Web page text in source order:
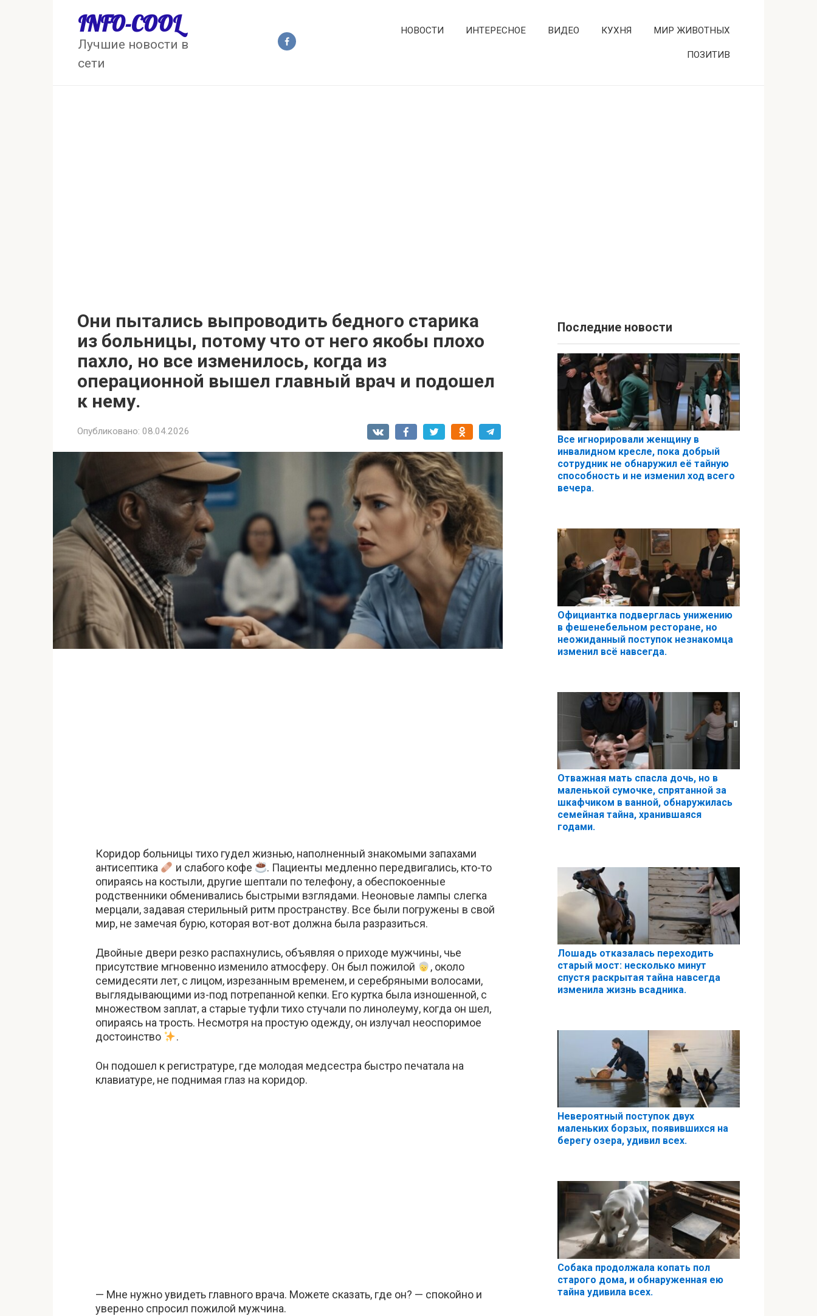
INFO-COOL
Лучшие новости в
сети
НОВОСТИ ИНТЕРЕСНОЕ ВИДЕО КУХНЯ МИР ЖИВОТНЫХ
ПОЗИТИВ
Они пытались выпроводить бедного старика
из больницы, потому что от него якобы плохо
пахло, но все изменилось, когда из
операционной вышел главный врач и подошел
к нему.
Опубликовано: 08.04.2026
Коридор больницы тихо гудел жизнью, наполненный знакомыми запахами
антисептика
и слабого кофе
. Пациенты медленно передвигались, кто-то
опираясь на костыли, другие шептали по телефону, а обеспокоенные
родственники обменивались быстрыми взглядами. Неоновые лампы слегка
мерцали, задавая стерильный ритм пространству. Все были погружены в свой
мир, не замечая бурю, которая вот-вот должна была разразиться.
Двойные двери резко распахнулись, объявляя о приходе мужчины, чье
присутствие мгновенно изменило атмосферу. Он был пожилой
, около
семидесяти лет, с лицом, изрезанным временем, и серебряными волосами,
выглядывающими из-под потрепанной кепки. Его куртка была изношенной, с
множеством заплат, а старые туфли тихо стучали по линолеуму, когда он шел,
опираясь на трость. Несмотря на простую одежду, он излучал неоспоримое
достоинство
.
Он подошел к регистратуре, где молодая медсестра быстро печатала на
клавиатуре, не поднимая глаз на коридор.
— Мне нужно увидеть главного врача. Можете сказать, где он? — спокойно и
уверенно спросил пожилой мужчина.
Последние новости
Все игнорировали женщину в
инвалидном кресле, пока добрый
сотрудник не обнаружил её тайную
способность и не изменил ход всего
вечера.
Официантка подверглась унижению
в фешенебельном ресторане, но
неожиданный поступок незнакомца
изменил всё навсегда.
Отважная мать спасла дочь, но в
маленькой сумочке, спрятанной за
шкафчиком в ванной, обнаружилась
семейная тайна, хранившаяся
годами.
Лошадь отказалась переходить
старый мост: несколько минут
спустя раскрытая тайна навсегда
изменила жизнь всадника.
Невероятный поступок двух
маленьких борзых, появившихся на
берегу озера, удивил всех.
Собака продолжала копать пол
старого дома, и обнаруженная ею
тайна удивила всех.